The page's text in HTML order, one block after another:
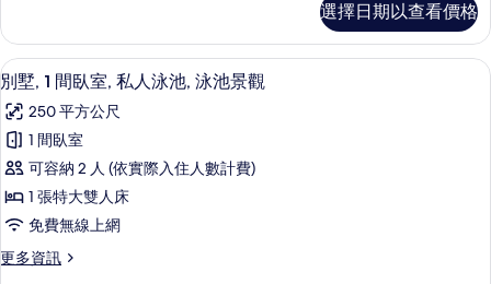
有
相
片
的
詳
情
選擇日期以查看價格
顯
示
別
墅,
1
間
臥
室,
別墅, 1 間臥室, 私人泳池, 泳池景觀 |
11
別墅, 1 間臥室, 私人泳池, 泳池景觀
250 平方公尺
1 間臥室
可容納 2 人 (依實際入住人數計費)
1 張特大雙人床
免費無線上網
更多資訊
更